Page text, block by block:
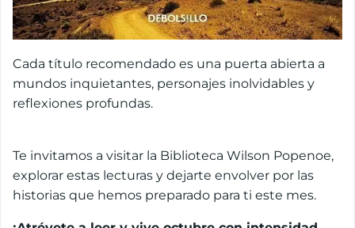
Cada título recomendado es una puerta abierta a
mundos inquietantes, personajes inolvidables y
reflexiones profundas.
Te invitamos a visitar la Biblioteca Wilson Popenoe,
explorar estas lecturas y dejarte envolver por las
historias que hemos preparado para ti este mes.